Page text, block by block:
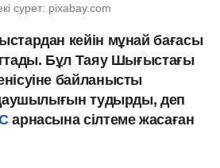
сурет: pixabay.com
кейін мұнай бағасы
Бұл Таяу Шығыстағы
байланысты
тудырды, деп
арнасына сілтеме жасаған